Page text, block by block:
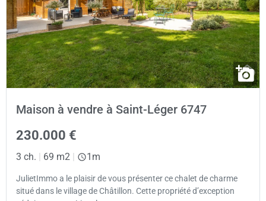
Maison à vendre à Saint-Léger 6747
230.000 €
3 ch. | 69 m2 | 1m
JulietImmo a le plaisir de vous présenter ce chalet de charme
situé dans le village de Châtillon. Cette propriété d’exception